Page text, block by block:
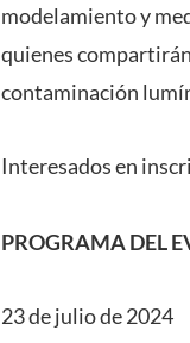
modelamiento y
quienes
contaminación
Interesados en
PROGRAMA DEL
23 de julio de 2024